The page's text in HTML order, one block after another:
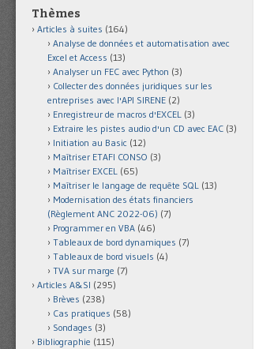
Thèmes
Articles à suites (164)
Analyse de données et automatisation avec
Excel et Access (13)
Analyser un FEC avec Python (3)
Collecter des données juridiques sur les
entreprises avec l'API SIRENE (2)
Enregistreur de macros d'EXCEL (3)
Extraire les pistes audio d'un CD avec EAC (3)
Initiation au Basic (12)
Maîtriser ETAFI CONSO (3)
Maîtriser EXCEL (65)
Maîtriser le langage de requête SQL (13)
Modernisation des états financiers
(Règlement ANC 2022-06) (7)
Programmer en VBA (46)
Tableaux de bord dynamiques (7)
Tableaux de bord visuels (4)
TVA sur marge (7)
Articles A&SI (295)
Brèves (238)
Cas pratiques (58)
Sondages (3)
Bibliographie (115)